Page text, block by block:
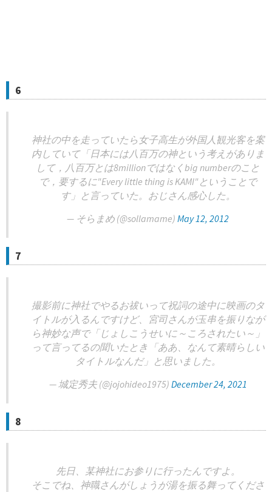
6
神社の中を走っていたら女子高生が外国人観光客を案
内していて「日本には八百万の神という考えがありま
して，八百万とは8millionではなくbig numberのこと
で，要するに"Every little thing is KAMI"ということで
す」と言っていた。おじさん感心した。
— そらまめ (@sollamame) May 12, 2012
7
撮影前に神社でやるお祓いって祝詞の途中に映画のタ
イトルが入るんですけど、宮司さんが玉串を振りなが
ら神妙な声で「じょしこうせいに～ころされたい～」
って言ってるの聞いたとき「ああ、なんて素晴らしい
タイトルなんだ」と思いました。
— 城定秀夫 (@jojohideo1975) December 24, 2021
8
先日、某神社にお参りに行ったんですよ。
そこでね、神職さんがしょうが湯を振る舞ってくださ